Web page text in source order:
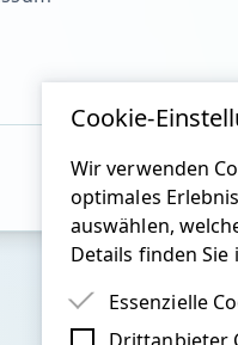
Cookie-
Wir verwenden
optimales
auswählen,
Details finden
Essenzielle